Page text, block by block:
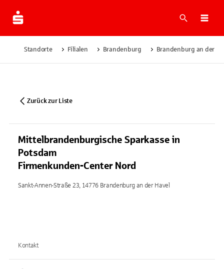
Suche
Standorte Filialen Brandenburg Brandenburg an der
Zurück zur Liste
Mittelbrandenburgische Sparkasse in
Potsdam
Firmenkunden-Center Nord
Sankt-Annen-Straße 23, 14776 Brandenburg an der Havel
Kontakt